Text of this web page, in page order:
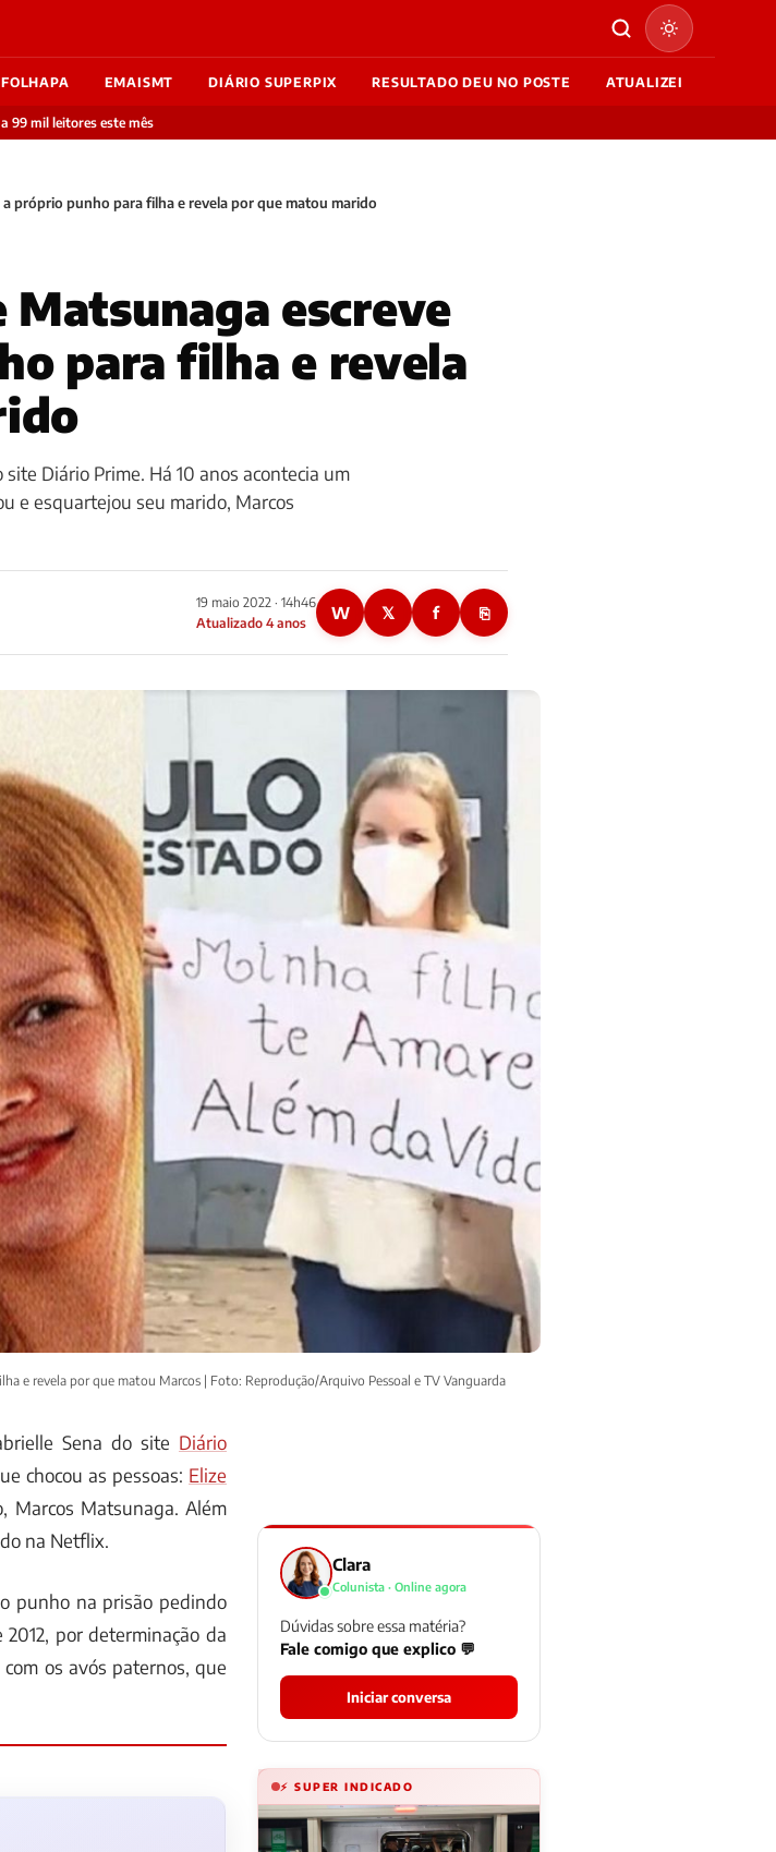
FOLHAPA EMAISMT DIÁRIO SUPERPIX RESULTADO DEU NO POSTE ATUALIZEI
99 mil leitores este mês
próprio punho para filha e revela por que matou marido
Matsunaga escreve
para filha e revela
Diário Prime. Há 10 anos acontecia um
e esquartejou seu marido, Marcos
19 maio 2022 · 14h46
Atualizado 4 anos
W 𝕏 f ⎘
e revela por que matou Marcos | Foto: Reprodução/Arquivo Pessoal e TV Vanguarda
Sena do site Diário
chocou as pessoas: Elize
Marcos Matsunaga. Além
na Netflix.
punho na prisão pedindo
por determinação da
os avós paternos, que
Clara
Colunista · Online agora
Dúvidas sobre essa matéria?
Fale comigo que explico 💬
Iniciar conversa
⚡ SUPER INDICADO